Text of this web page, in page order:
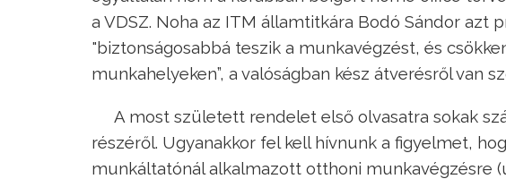
a VDSZ. Noha az ITM államtitkára Bodó Sándor azt
"biztonságosabbá teszik a munkavégzést, és
munkahelyeken”, a valóságban kész átverésről van
A most született rendelet első olvasatra sokak
részéről. Ugyanakkor fel kell hívnunk a figyelmet,
munkáltatónál alkalmazott otthoni munkavégzésre